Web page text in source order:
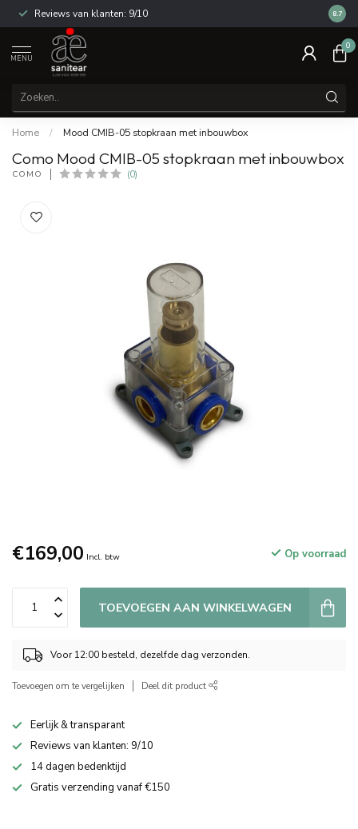
Reviews van klanten: 9/10 14
8.7
MENU
0
Home / Mood CMIB-05 stopkraan met inbouwbox
Como Mood CMIB-05 stopkraan met inbouwbox
COMO (0)
€169,00 Incl. btw Op voorraad
TOEVOEGEN AAN WINKELWAGEN
Voor 12:00 besteld, dezelfde dag verzonden.
Toevoegen om te vergelijken Deel dit product
Eerlijk & transparant
Reviews van klanten: 9/10
14 dagen bedenktijd
Gratis verzending vanaf €150